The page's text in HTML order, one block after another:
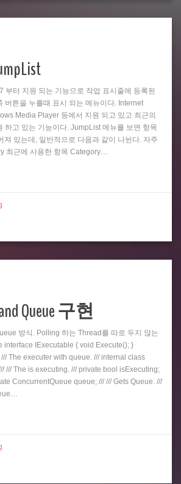
부터 지원 되는 기능으로 작업 표시줄에 등록된
버튼을 누를때 표시 되는 메뉴이다. Internet
Media Player 등에서 지원 되고 있고 최근의
하고 있는 기능이다. JumpList 메뉴를 보면 항목
져 있는데, 일반적으로 다음과 같이 나뉜다. 자주
최근에 사용한 항목 Category…
Queue 구현
방식. Polling 하는 Thread를 따로 두지 않는
interface IExecutable { void Execute(); }
The executer with queue. /// internal class
/// The is executing. /// private bool isExecuting;
ConcurrentQueue queue; /// /// Gets Queue. ///